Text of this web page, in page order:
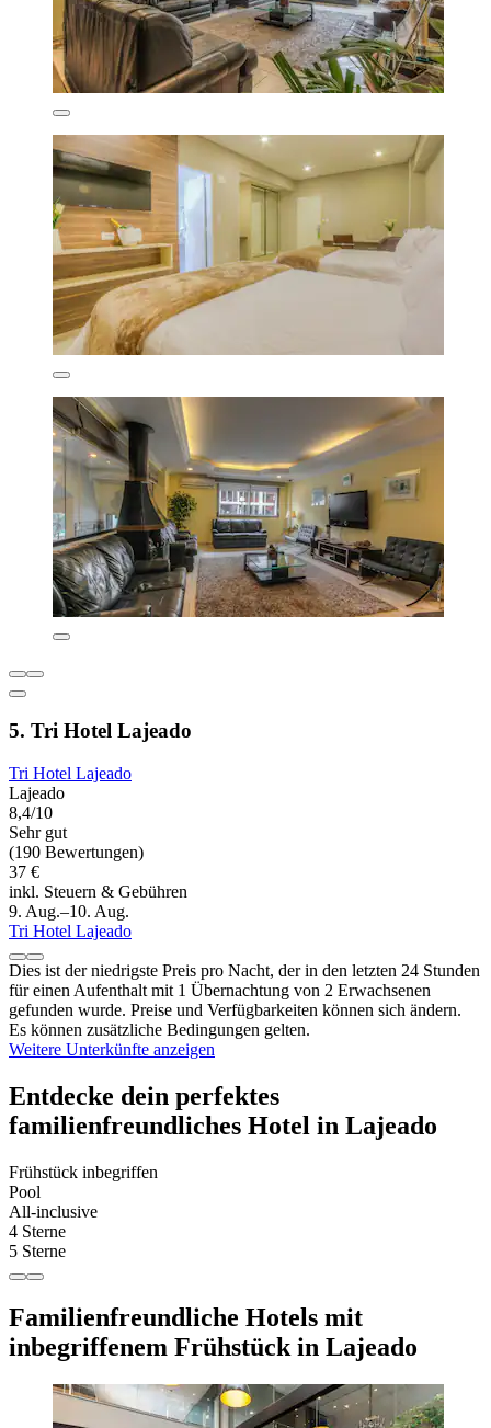
5. Tri Hotel Lajeado
Tri Hotel Lajeado
Lajeado
8,4/10
Sehr gut
(190 Bewertungen)
37 €
inkl. Steuern & Gebühren
9. Aug.–10. Aug.
Tri Hotel Lajeado
Dies ist der niedrigste Preis pro Nacht, der in den letzten 24 Stunden
für einen Aufenthalt mit 1 Übernachtung von 2 Erwachsenen
gefunden wurde. Preise und Verfügbarkeiten können sich ändern.
Es können zusätzliche Bedingungen gelten.
Weitere Unterkünfte anzeigen
Entdecke dein perfektes
familienfreundliches Hotel in Lajeado
Frühstück inbegriffen
Pool
All-inclusive
4 Sterne
5 Sterne
Familienfreundliche Hotels mit
inbegriffenem Frühstück in Lajeado